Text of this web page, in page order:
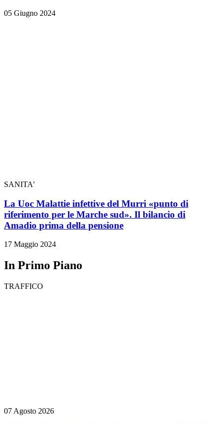
05 Giugno 2024
SANITA'
La Uoc Malattie infettive del Murri «punto di
riferimento per le Marche sud». Il bilancio di
Amadio prima della pensione
17 Maggio 2024
In Primo Piano
TRAFFICO
07 Agosto 2026